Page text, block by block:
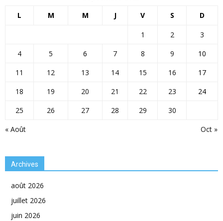
L M M J V S D
« Août Oct »
1 2
3
4
5 6 7 8 9
10
11
12 13 14 15 16
17
18
19 20 21 22 23
24
25
26 27 28 29 30
Archives
août 2026
juillet 2026
juin 2026